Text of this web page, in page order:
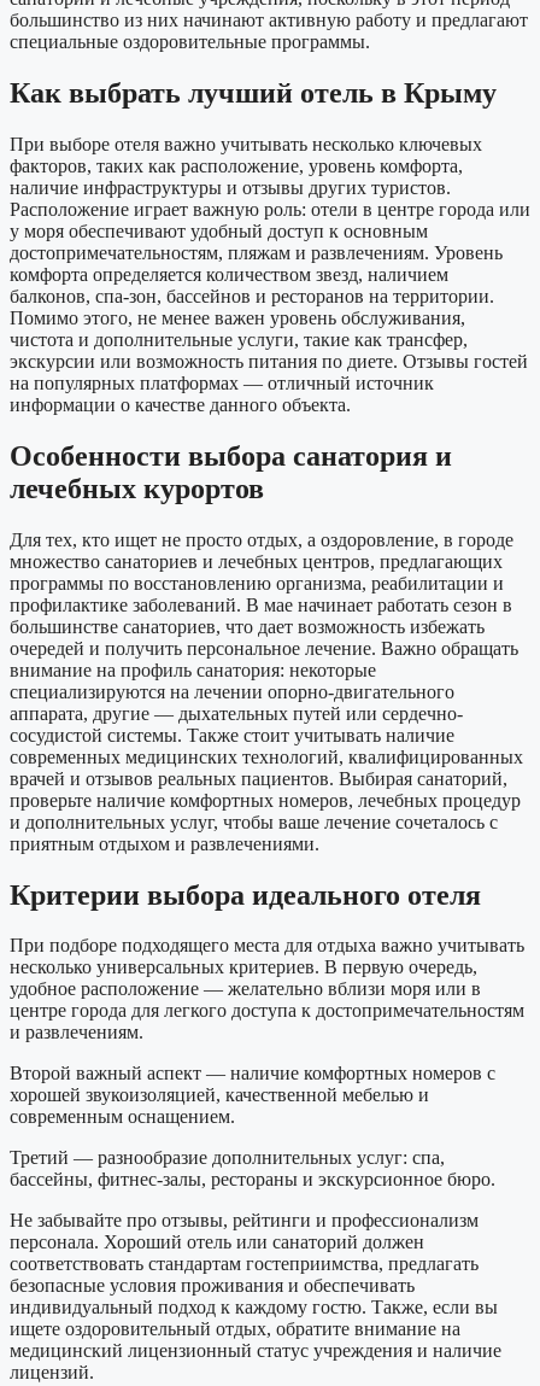
большинство из них начинают активную работу и предлагают
специальные оздоровительные программы.
Как выбрать лучший отель в Крыму
При выборе отеля важно учитывать несколько ключевых
факторов, таких как расположение, уровень комфорта,
наличие инфраструктуры и отзывы других туристов.
Расположение играет важную роль: отели в центре города или
у моря обеспечивают удобный доступ к основным
достопримечательностям, пляжам и развлечениям. Уровень
комфорта определяется количеством звезд, наличием
балконов, спа-зон, бассейнов и ресторанов на территории.
Помимо этого, не менее важен уровень обслуживания,
чистота и дополнительные услуги, такие как трансфер,
экскурсии или возможность питания по диете. Отзывы гостей
на популярных платформах — отличный источник
информации о качестве данного объекта.
Особенности выбора санатория и
лечебных курортов
Для тех, кто ищет не просто отдых, а оздоровление, в городе
множество санаториев и лечебных центров, предлагающих
программы по восстановлению организма, реабилитации и
профилактике заболеваний. В мае начинает работать сезон в
большинстве санаториев, что дает возможность избежать
очередей и получить персональное лечение. Важно обращать
внимание на профиль санатория: некоторые
специализируются на лечении опорно-двигательного
аппарата, другие — дыхательных путей или сердечно-
сосудистой системы. Также стоит учитывать наличие
современных медицинских технологий, квалифицированных
врачей и отзывов реальных пациентов. Выбирая санаторий,
проверьте наличие комфортных номеров, лечебных процедур
и дополнительных услуг, чтобы ваше лечение сочеталось с
приятным отдыхом и развлечениями.
Критерии выбора идеального отеля
При подборе подходящего места для отдыха важно учитывать
несколько универсальных критериев. В первую очередь,
удобное расположение — желательно вблизи моря или в
центре города для легкого доступа к достопримечательностям
и развлечениям.
Второй важный аспект — наличие комфортных номеров с
хорошей звукоизоляцией, качественной мебелью и
современным оснащением.
Третий — разнообразие дополнительных услуг: спа,
бассейны, фитнес-залы, рестораны и экскурсионное бюро.
Не забывайте про отзывы, рейтинги и профессионализм
персонала. Хороший отель или санаторий должен
соответствовать стандартам гостеприимства, предлагать
безопасные условия проживания и обеспечивать
индивидуальный подход к каждому гостю. Также, если вы
ищете оздоровительный отдых, обратите внимание на
медицинский лицензионный статус учреждения и наличие
лицензий.